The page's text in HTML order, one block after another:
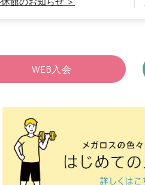
WEB入会